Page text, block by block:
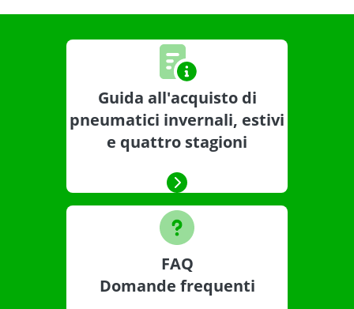
Guida all'acquisto di
pneumatici invernali, estivi
e quattro stagioni
FAQ
Domande frequenti